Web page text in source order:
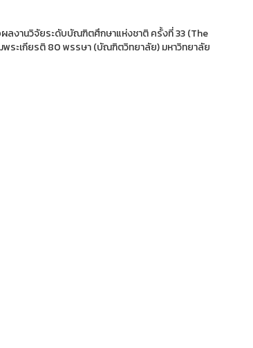
ผลงานวิจัยระดับบัณฑิตศึกษาแห่งชาติ ครั้งที่ 33 (The
ระเกียรติ 80 พรรษา (บัณฑิตวิทยาลัย) มหาวิทยาลัย